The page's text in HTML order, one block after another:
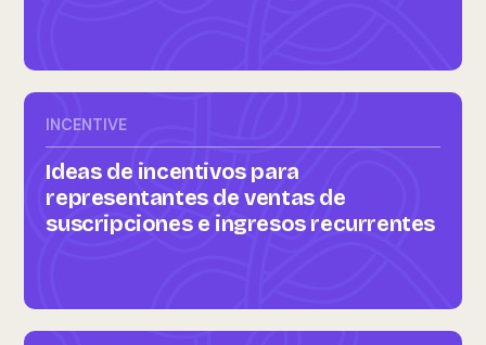
INCENTIVE
Ideas de incentivos para
representantes de ventas de
suscripciones e ingresos recurrentes